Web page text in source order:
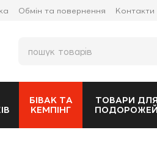
Обмін та повернення Контакти
БІВАК ТА
КЕМПІНГ
ТОВАРИ ДЛЯ
ПОДОРОЖЕЙ